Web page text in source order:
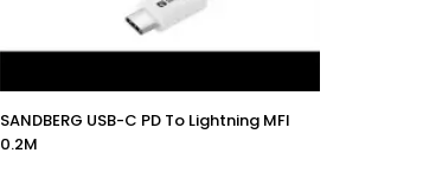
SANDBERG USB-C PD To Lightning MFI
0.2M